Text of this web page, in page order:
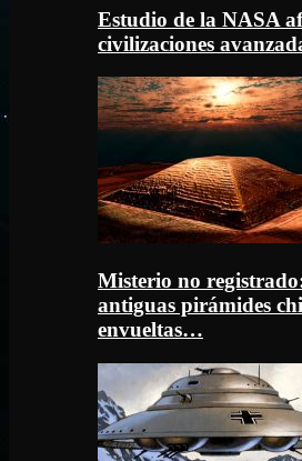
Estudio de la NASA
civilizaciones
Misterio no
antiguas pirámides
envueltas…